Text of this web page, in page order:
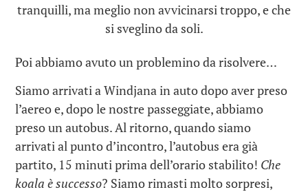
tranquilli, ma meglio non avvicinarsi troppo, e che
si sveglino da soli.
Poi abbiamo avuto un problemino da risolvere…
Siamo arrivati a Windjana in auto dopo aver preso
l’aereo e, dopo le nostre passeggiate, abbiamo
preso un autobus. Al ritorno, quando siamo
arrivati al punto d’incontro, l’autobus era già
partito, 15 minuti prima dell’orario stabilito! Che
koala è successo? Siamo rimasti molto sorpresi,